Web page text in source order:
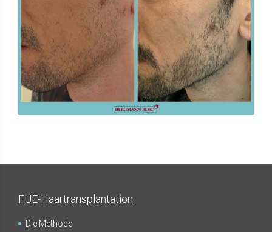
FUE - Ergebnisse - Fotogalerien - IMPLANTATE
IN ANDEREN KÖRPERTEILEN
FUE-Haartransplantation
Die Methode